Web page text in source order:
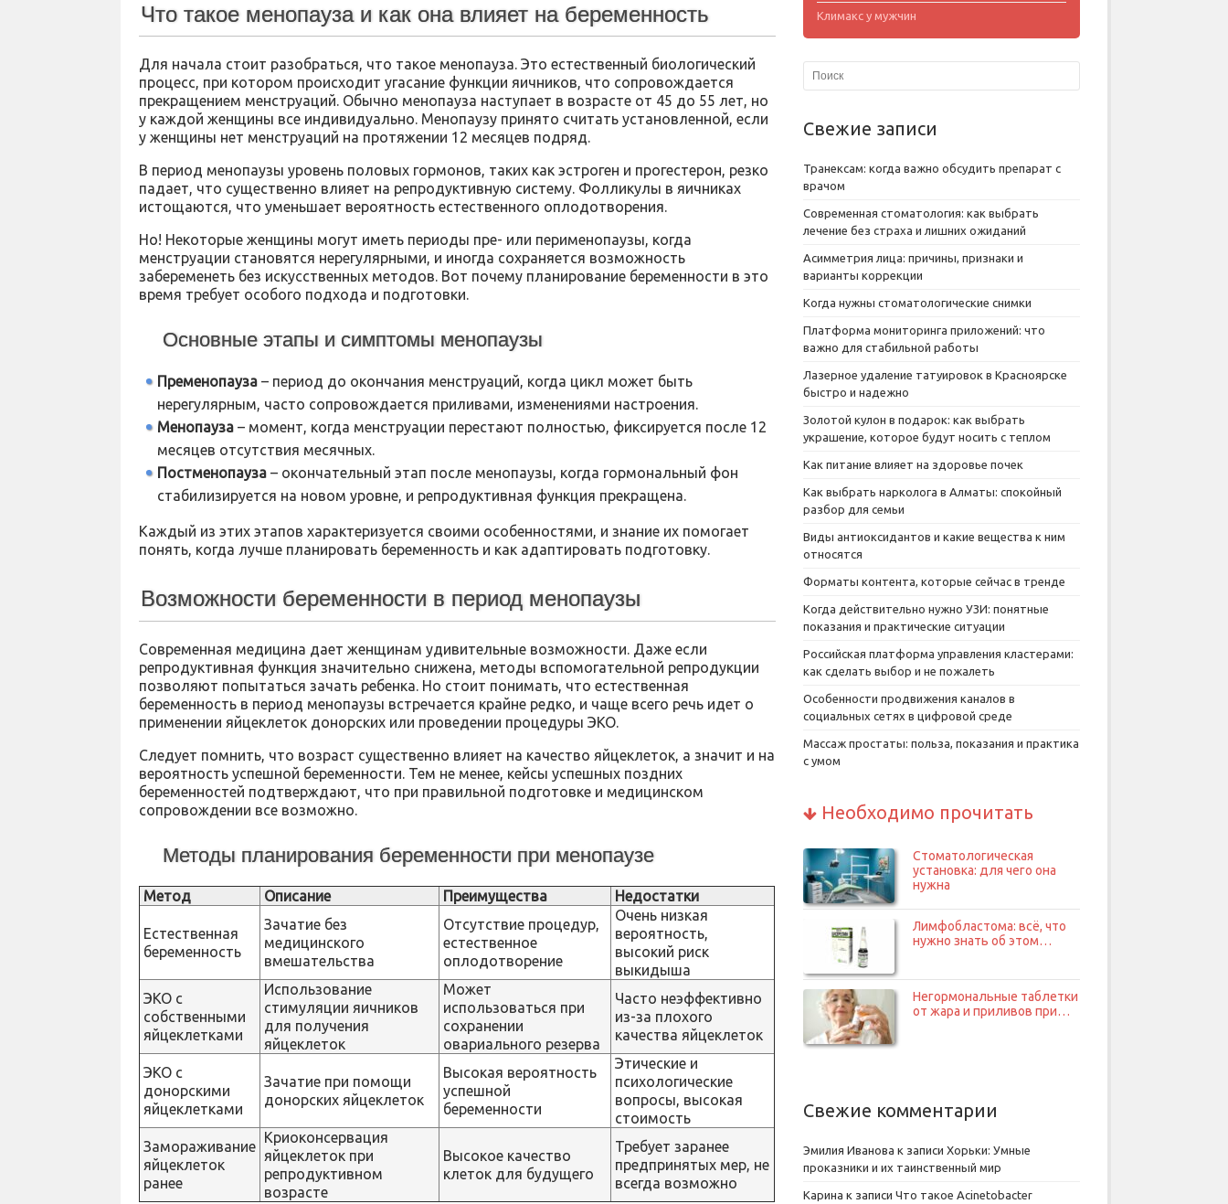
Что такое менопауза и как она влияет на беременность
Для начала стоит разобраться, что такое менопауза. Это естественный биологический
процесс, при котором происходит угасание функции яичников, что сопровождается
прекращением менструаций. Обычно менопауза наступает в возрасте от 45 до 55 лет, но
у каждой женщины все индивидуально. Менопаузу принято считать установленной, если
у женщины нет менструаций на протяжении 12 месяцев подряд.
В период менопаузы уровень половых гормонов, таких как эстроген и прогестерон, резко
падает, что существенно влияет на репродуктивную систему. Фолликулы в яичниках
истощаются, что уменьшает вероятность естественного оплодотворения.
Но! Некоторые женщины могут иметь периоды пре- или перименопаузы, когда
менструации становятся нерегулярными, и иногда сохраняется возможность
забеременеть без искусственных методов. Вот почему планирование беременности в это
время требует особого подхода и подготовки.
Основные этапы и симптомы менопаузы
Пременопауза – период до окончания менструаций, когда цикл может быть
нерегулярным, часто сопровождается приливами, изменениями настроения.
Менопауза – момент, когда менструации перестают полностью, фиксируется после 12
месяцев отсутствия месячных.
Постменопауза – окончательный этап после менопаузы, когда гормональный фон
стабилизируется на новом уровне, и репродуктивная функция прекращена.
Каждый из этих этапов характеризуется своими особенностями, и знание их помогает
понять, когда лучше планировать беременность и как адаптировать подготовку.
Возможности беременности в период менопаузы
Современная медицина дает женщинам удивительные возможности. Даже если
репродуктивная функция значительно снижена, методы вспомогательной репродукции
позволяют попытаться зачать ребенка. Но стоит понимать, что естественная
беременность в период менопаузы встречается крайне редко, и чаще всего речь идет о
применении яйцеклеток донорских или проведении процедуры ЭКО.
Следует помнить, что возраст существенно влияет на качество яйцеклеток, а значит и на
вероятность успешной беременности. Тем не менее, кейсы успешных поздних
беременностей подтверждают, что при правильной подготовке и медицинском
сопровождении все возможно.
Методы планирования беременности при менопаузе
Метод Описание Преимущества Недостатки
Естественная
беременность
Зачатие без
медицинского
вмешательства
Отсутствие процедур,
естественное
оплодотворение
Очень низкая
вероятность,
высокий риск
выкидыша
ЭКО с
собственными
яйцеклетками
Использование
стимуляции яичников
для получения
яйцеклеток
Может
использоваться при
сохранении
овариального резерва
Часто неэффективно
из-за плохого
качества яйцеклеток
ЭКО с
донорскими
яйцеклетками
Зачатие при помощи
донорских яйцеклеток
Высокая вероятность
успешной
беременности
Этические и
психологические
вопросы, высокая
стоимость
Замораживание
яйцеклеток
ранее
Криоконсервация
яйцеклеток при
репродуктивном
возрасте
Высокое качество
клеток для будущего
Требует заранее
предпринятых мер, не
всегда возможно
Климакс у мужчин
Свежие записи
Транексам: когда важно обсудить препарат с
врачом
Современная стоматология: как выбрать
лечение без страха и лишних ожиданий
Асимметрия лица: причины, признаки и
варианты коррекции
Когда нужны стоматологические снимки
Платформа мониторинга приложений: что
важно для стабильной работы
Лазерное удаление татуировок в Красноярске
быстро и надежно
Золотой кулон в подарок: как выбрать
украшение, которое будут носить с теплом
Как питание влияет на здоровье почек
Как выбрать нарколога в Алматы: спокойный
разбор для семьи
Виды антиоксидантов и какие вещества к ним
относятся
Форматы контента, которые сейчас в тренде
Когда действительно нужно УЗИ: понятные
показания и практические ситуации
Российская платформа управления кластерами:
как сделать выбор и не пожалеть
Особенности продвижения каналов в
социальных сетях в цифровой среде
Массаж простаты: польза, показания и практика
с умом
Необходимо прочитать
Стоматологическая
установка: для чего она
нужна
Лимфобластома: всё, что
нужно знать об этом…
Негормональные таблетки
от жара и приливов при…
Свежие комментарии
Эмилия Иванова к записи Хорьки: Умные
проказники и их таинственный мир
Карина к записи Что такое Acinetobacter